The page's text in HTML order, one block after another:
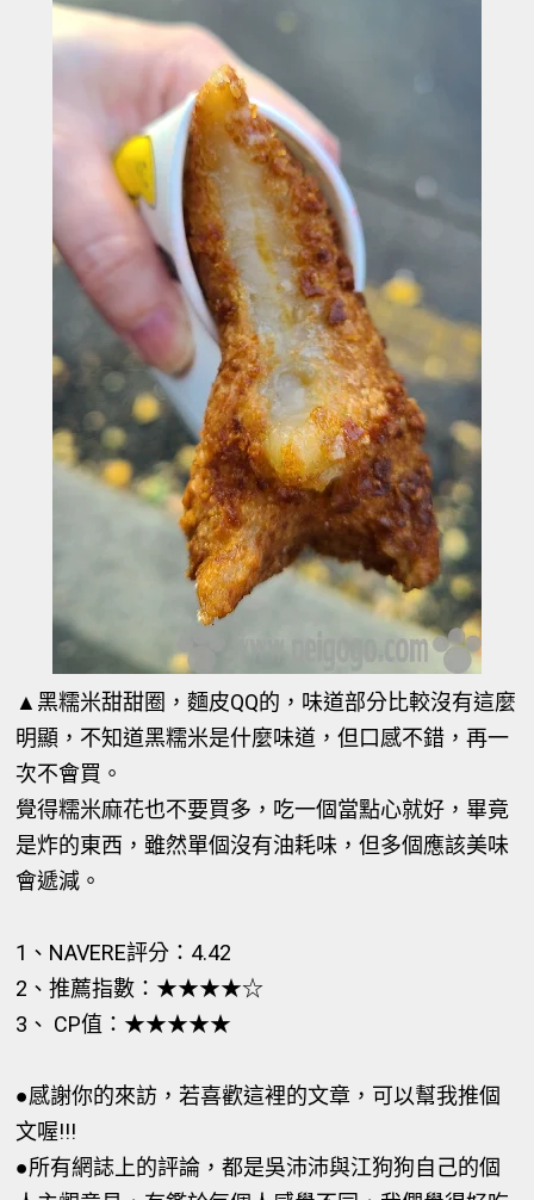
▲黑糯米甜甜圈，麵皮QQ的，味道部分比較沒有這麼
明顯，不知道黑糯米是什麼味道，但口感不錯，再一
次不會買。
覺得糯米麻花也不要買多，吃一個當點心就好，畢竟
是炸的東西，雖然單個沒有油耗味，但多個應該美味
會遞減。
1、NAVERE評分：4.42
2、推薦指數：★★★★☆
3、 CP值：★★★★★
●感謝你的來訪，若喜歡這裡的文章，可以幫我推個
文喔!!!
●所有網誌上的評論，都是吳沛沛與江狗狗自己的個